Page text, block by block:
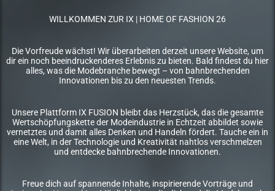
WILLKOMMEN ZUR IX | HOME OF FASHION 26
Die Vorfreude wächst! Wir überarbeiten derzeit unsere Website, um
dir ein noch beeindruckenderes Erlebnis zu bieten. Bald findest du hier
alles, was die Modebranche bewegt – von bahnbrechenden
Innovationen bis zu den neuesten Trends.
Unsere Plattform IX FUSION bleibt das Herzstück, das die gesamte
Wertschöpfungskette der Modeindustrie in Echtzeit abbildet sowie
vernetztes und damit alles Denken und Handeln fördert. Tauche ein in
eine Welt, in der Technologie und Kreativität nahtlos verschmelzen
und entdecke bahnbrechende Innovationen.
Freue dich auf spannende Inhalte, inspirierende Vorträge und